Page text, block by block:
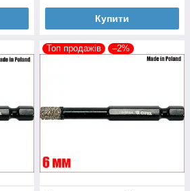
Купити
Топ продажів –2%